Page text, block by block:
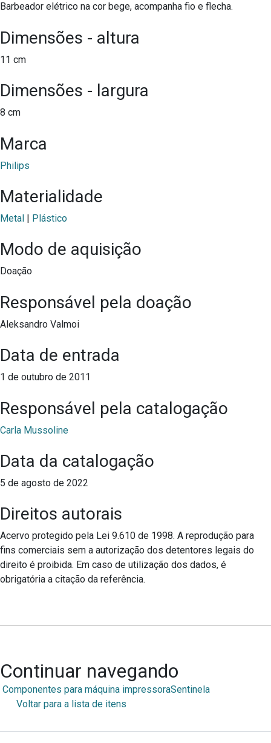
Barbeador elétrico na cor bege, acompanha fio e flecha.
Dimensões - altura
11 cm
Dimensões - largura
8 cm
Marca
Philips
Materialidade
Metal | Plástico
Modo de aquisição
Doação
Responsável pela doação
Aleksandro Valmoi
Data de entrada
1 de outubro de 2011
Responsável pela catalogação
Carla Mussoline
Data da catalogação
5 de agosto de 2022
Direitos autorais
Acervo protegido pela Lei 9.610 de 1998. A reprodução para
fins comerciais sem a autorização dos detentores legais do
direito é proibida. Em caso de utilização dos dados, é
obrigatória a citação da referência.
Continuar navegando
Componentes para máquina impressoraSentinela
Voltar para a lista de itens